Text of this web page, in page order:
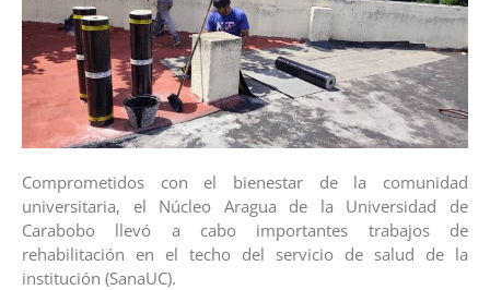
Comprometidos con el bienestar de la comunidad
universitaria, el Núcleo Aragua de la Universidad de
Carabobo llevó a cabo importantes trabajos de
rehabilitación en el techo del servicio de salud de la
institución (SanaUC).